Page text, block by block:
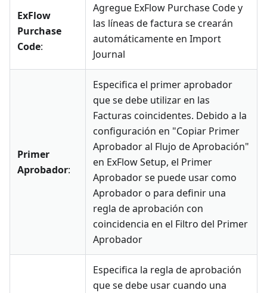
ExFlow
Purchase
Code:
Agregue ExFlow Purchase Code y
las líneas de factura se crearán
automáticamente en Import
Journal
Primer
Aprobador:
Especifica el primer aprobador
que se debe utilizar en las
Facturas coincidentes. Debido a la
configuración en "Copiar Primer
Aprobador al Flujo de Aprobación"
en ExFlow Setup, el Primer
Aprobador se puede usar como
Aprobador o para definir una
regla de aprobación con
coincidencia en el Filtro del Primer
Aprobador
Especifica la regla de aprobación
que se debe usar cuando una